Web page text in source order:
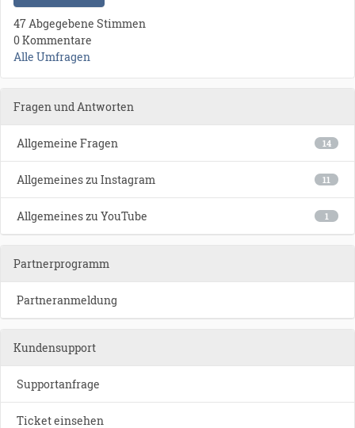
47 Abgegebene Stimmen
0 Kommentare
Alle Umfragen
Fragen und Antworten
14
Allgemeine Fragen
11
Allgemeines zu Instagram
1
Allgemeines zu YouTube
Partnerprogramm
Partneranmeldung
Kundensupport
Supportanfrage
Ticket einsehen